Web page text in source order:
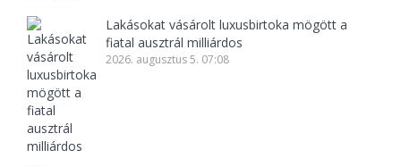
Lakásokat vásárolt luxusbirtoka mögött a
fiatal ausztrál milliárdos
2026. augusztus 5. 07:08